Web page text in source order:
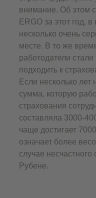
внимание. Об этом
ERGO за этот год,
несколько очень
месте. В то же
работодатели
подходить к
Если несколько лет
сумма, которую
страхования
составляла 3000-
чаще достигает
означает более
случае несчастного
Рубене.